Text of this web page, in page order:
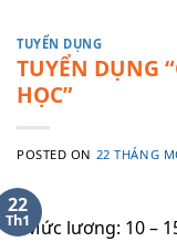
TUYỂN DỤNG
TUYỂN DỤNG
HỌC”
POSTED ON 22 THÁNG
22
Th1?Mức lương: 10 –